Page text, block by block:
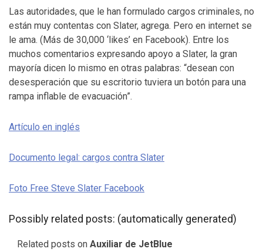
Las autoridades, que le han formulado cargos criminales, no
están muy contentas con Slater, agrega. Pero en internet se
le ama. (Más de 30,000 ‘likes’ en Facebook). Entre los
muchos comentarios expresando apoyo a Slater, la gran
mayoría dicen lo mismo en otras palabras: “desean con
desesperación que su escritorio tuviera un botón para una
rampa inflable de evacuación”.
Artículo en inglés
Documento legal: cargos contra Slater
Foto Free Steve Slater Facebook
Possibly related posts: (automatically generated)
Related posts on Auxiliar de JetBlue